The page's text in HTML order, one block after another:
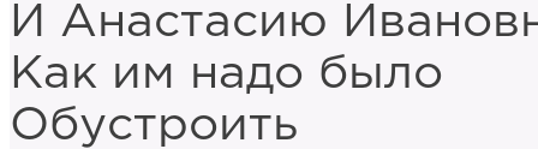
И Анастасию
Как им надо было
Обустроить